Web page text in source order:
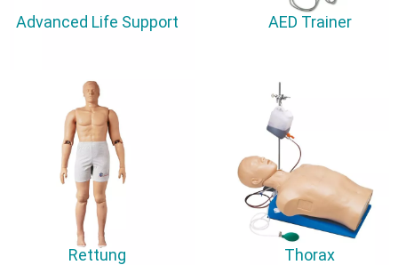
Advanced Life Support AED Trainer
Rettung Thorax